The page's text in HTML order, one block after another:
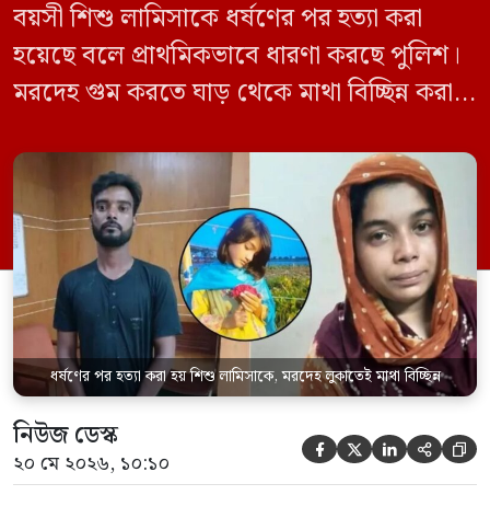
বয়সী শিশু লামিসাকে ধর্ষণের পর হত্যা করা
হয়েছে বলে প্রাথমিকভাবে ধারণা করছে পুলিশ।
মরদেহ গুম করতে ঘাড় থেকে মাথা বিচ্ছিন্ন করা
চালানো হয় এই নৃশংস হত্যাকাণ্ডে পাশের ফ্ল্যাটের
ভাড়াটিয়া সোহেল রানা (৩০) ও তার স্ত্রী স্বপ্না
আক্তারকে (২৬) মাত্র ৭ ঘণ্টার […]
ধর্ষণের পর হত্যা করা হয় শিশু লামিসাকে, মরদেহ লুকাতেই মাথা বিচ্ছিন্ন
নিউজ ডেস্ক
২০ মে ২০২৬, ১০:১০     